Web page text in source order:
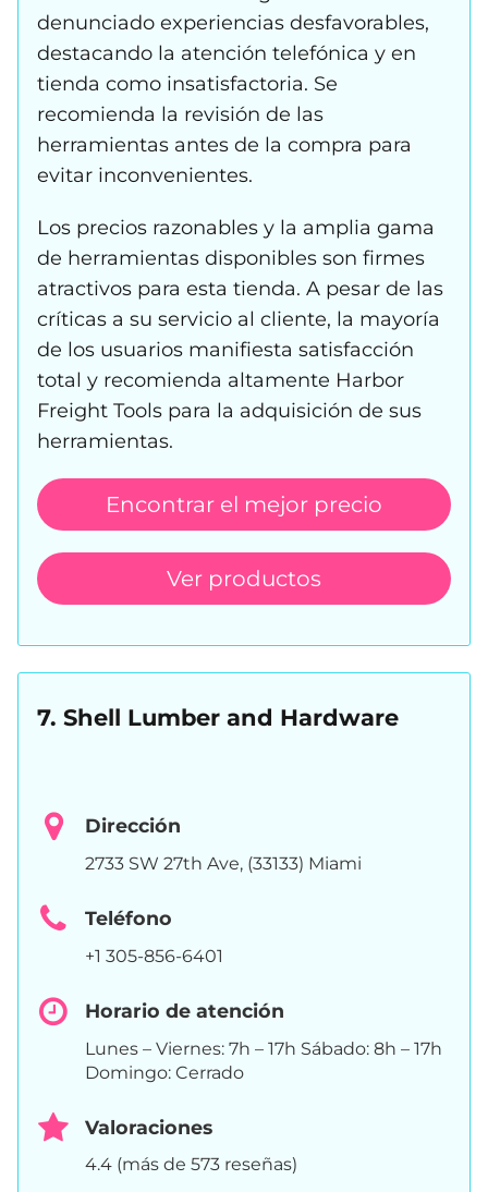
denunciado experiencias desfavorables,
destacando la atención telefónica y en
tienda como insatisfactoria. Se
recomienda la revisión de las
herramientas antes de la compra para
evitar inconvenientes.
Los precios razonables y la amplia gama
de herramientas disponibles son firmes
atractivos para esta tienda. A pesar de las
críticas a su servicio al cliente, la mayoría
de los usuarios manifiesta satisfacción
total y recomienda altamente Harbor
Freight Tools para la adquisición de sus
herramientas.
Encontrar el mejor precio
Ver productos
7. Shell Lumber and Hardware
Dirección
2733 SW 27th Ave, (33133) Miami
Teléfono
+1 305-856-6401
Horario de atención
Lunes – Viernes: 7h – 17h Sábado: 8h – 17h
Domingo: Cerrado
Valoraciones
4.4 (más de 573 reseñas)